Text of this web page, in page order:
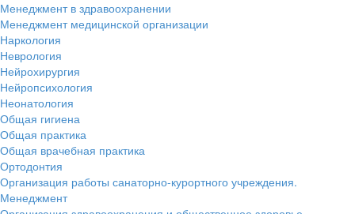
Менеджмент в здравоохранении
Менеджмент медицинской организации
Наркология
Неврология
Нейрохирургия
Нейропсихология
Неонатология
Общая гигиена
Общая практика
Общая врачебная практика
Ортодонтия
Организация работы санаторно-курортного учреждения.
Менеджмент